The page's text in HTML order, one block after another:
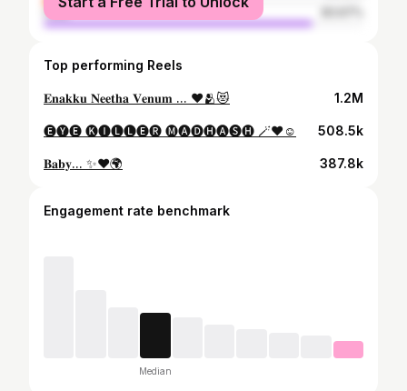
male
Top performing Reels
𝐄𝐧𝐚𝐤𝐤𝐮 𝐍𝐞𝐞𝐭𝐡𝐚 𝐕𝐞𝐧𝐮𝐦 ... ❤🫂😻 1.2M
🅔🅨🅔 🅚🅘🅛🅛🅔🅡 🅜🅐🅓🅗🅐🅢🅗 🪄❤☺ 508.5k
𝐁𝐚𝐛𝐲... ✨❤🌍 387.8k
Engagement rate benchmark
Median